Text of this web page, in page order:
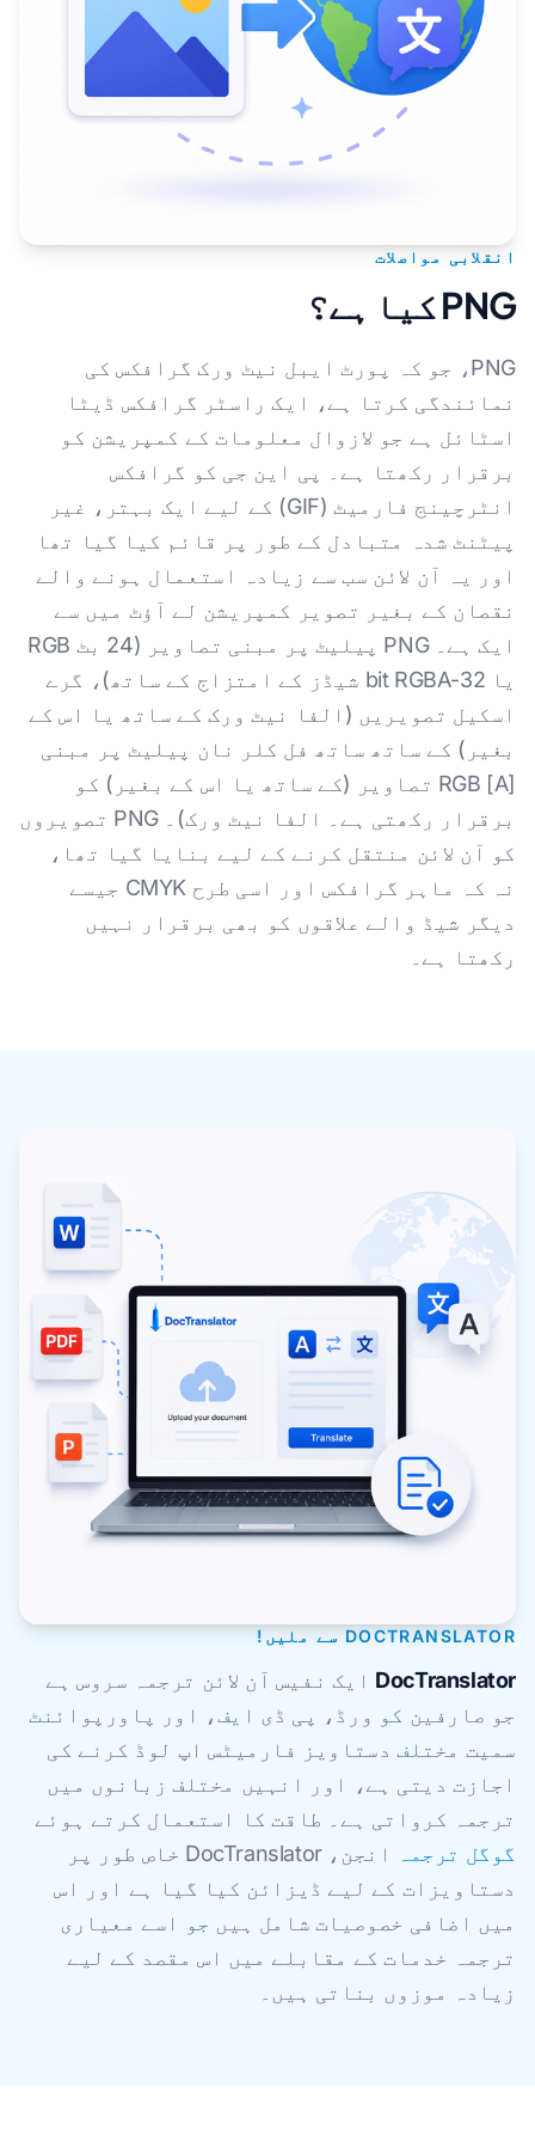
انقلابی مواصلات
PNG کیا ہے؟
PNG، جو کہ پورٹ ایبل نیٹ ورک گرافکس کی
نمائندگی کرتا ہے، ایک راسٹر گرافکس ڈیٹا
اسٹائل ہے جو لازوال معلومات کے کمپریشن کو
برقرار رکھتا ہے۔ پی این جی کو گرافکس
انٹرچینج فارمیٹ (GIF) کے لیے ایک بہتر، غیر
پیٹنٹ شدہ متبادل کے طور پر قائم کیا گیا تھا
اور یہ آن لائن سب سے زیادہ استعمال ہونے والے
نقصان کے بغیر تصویر کمپریشن لے آؤٹ میں سے
ایک ہے۔ PNG پیلیٹ پر مبنی تصاویر (24 بٹ RGB
یا 32-bit RGBA شیڈز کے امتزاج کے ساتھ)، گرے
اسکیل تصویریں (الفا نیٹ ورک کے ساتھ یا اس کے
بغیر) کے ساتھ ساتھ فل کلر نان پیلیٹ پر مبنی
RGB [A] تصاویر (کے ساتھ یا اس کے بغیر) کو
برقرار رکھتی ہے۔ الفا نیٹ ورک)۔ PNG تصویروں
کو آن لائن منتقل کرنے کے لیے بنایا گیا تھا،
نہ کہ ماہر گرافکس اور اسی طرح CMYK جیسے
دیگر شیڈ والے علاقوں کو بھی برقرار نہیں
رکھتا ہے۔
DOCTRANSLATOR سے ملیں!
DocTranslator ایک نفیس آن لائن ترجمہ سروس ہے
جو صارفین کو ورڈ، پی ڈی ایف، اور پاورپوائنٹ
سمیت مختلف دستاویز فارمیٹس اپ لوڈ کرنے کی
اجازت دیتی ہے، اور انہیں مختلف زبانوں میں
ترجمہ کرواتی ہے۔ طاقت کا استعمال کرتے ہوئے
گوگل ترجمہ
انجن، DocTranslator خاص طور پر
دستاویزات کے لیے ڈیزائن کیا گیا ہے اور اس
میں اضافی خصوصیات شامل ہیں جو اسے معیاری
ترجمہ خدمات کے مقابلے میں اس مقصد کے لیے
زیادہ موزوں بناتی ہیں۔